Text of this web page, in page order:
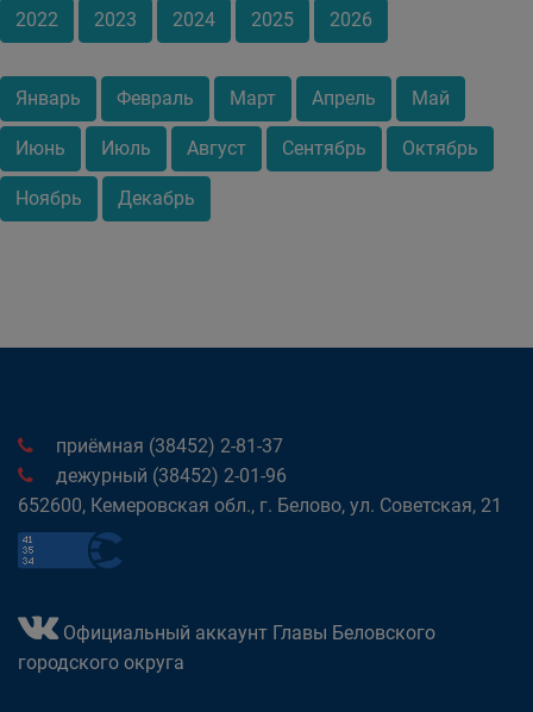
2022 2023 2024 2025 2026
Январь Февраль Март Апрель Май
Июнь Июль Август Сентябрь Октябрь
Ноябрь Декабрь
приёмная (38452) 2-81-37
дежурный (38452) 2-01-96
652600, Кемеровская обл., г. Белово, ул. Советская, 21
Официальный аккаунт Главы Беловского
городского округа